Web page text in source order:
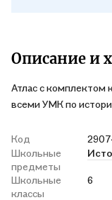
Описание и
Атлас с комплектом
всеми УМК по
Код
Школьные
предметы
Школьные
классы
6